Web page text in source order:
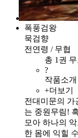
폭풍검왕
묵검향
전연령 / 무협
총 1권
?
작품소개
+더보기
전대미문의 가
는 중원무림!
모아 하나의
한 몸에 익힐